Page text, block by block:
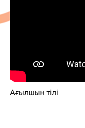
Ағылшын тілі